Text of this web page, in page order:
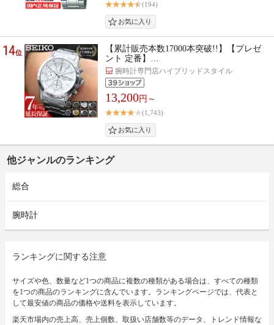
(194)
14位
【累計販売本数17000本突破!!】【プレゼ
ント 定番】…
腕時計専門店ハイブリッドスタイル
13,200円～
(1,743)
他ジャンルのランキング
総合
腕時計
ランキングに関する注意
サイズや色、数量など1つの商品に複数の種類がある場合は、すべての種類
を1つの商品のランキングに含んでいます。ランキングページでは、代表と
して最安値の商品の価格や送料を表示しています。
楽天市場内の売上高、売上個数、取扱い店舗数等のデータ、トレンド情報な